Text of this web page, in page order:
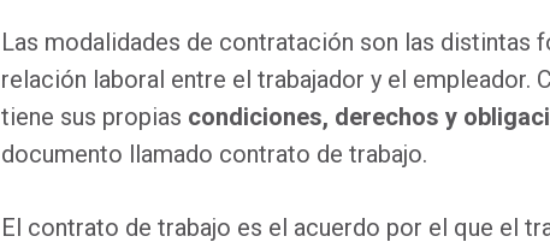
Las modalidades de contratación son las distintas
relación laboral entre el trabajador y el empleador.
tiene sus propias condiciones, derechos y
documento llamado contrato de trabajo.
El contrato de trabajo es el acuerdo por el que el